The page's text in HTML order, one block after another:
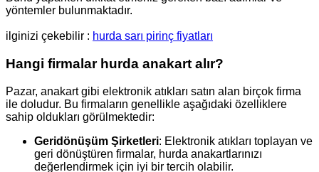
yöntemler bulunmaktadır.
ilginizi çekebilir : hurda sarı pirinç fiyatları
Hangi firmalar hurda anakart alır?
Pazar, anakart gibi elektronik atıkları satın alan birçok firma
ile doludur. Bu firmaların genellikle aşağıdaki özelliklere
sahip oldukları görülmektedir:
Geridönüşüm Şirketleri: Elektronik atıkları toplayan ve
geri dönüştüren firmalar, hurda anakartlarınızı
değerlendirmek için iyi bir tercih olabilir.